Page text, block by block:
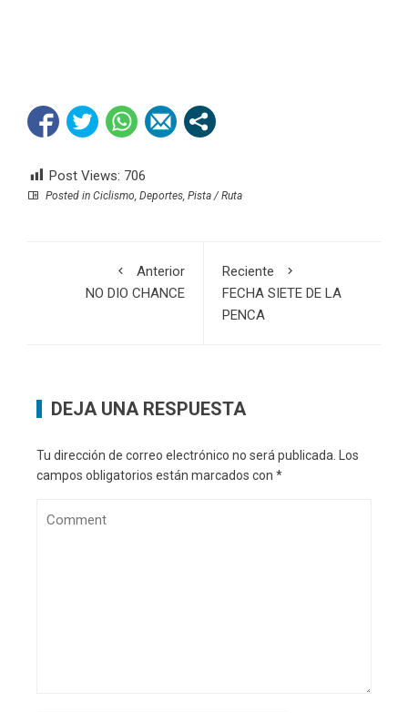
Post Views: 706
Posted in Ciclismo Deportes Pista / Ruta
Anterior
NO DIO CHANCE
Reciente
FECHA SIETE DE LA
PENCA
DEJA UNA RESPUESTA
Tu dirección de correo electrónico no será publicada. Los
campos obligatorios están marcados con *